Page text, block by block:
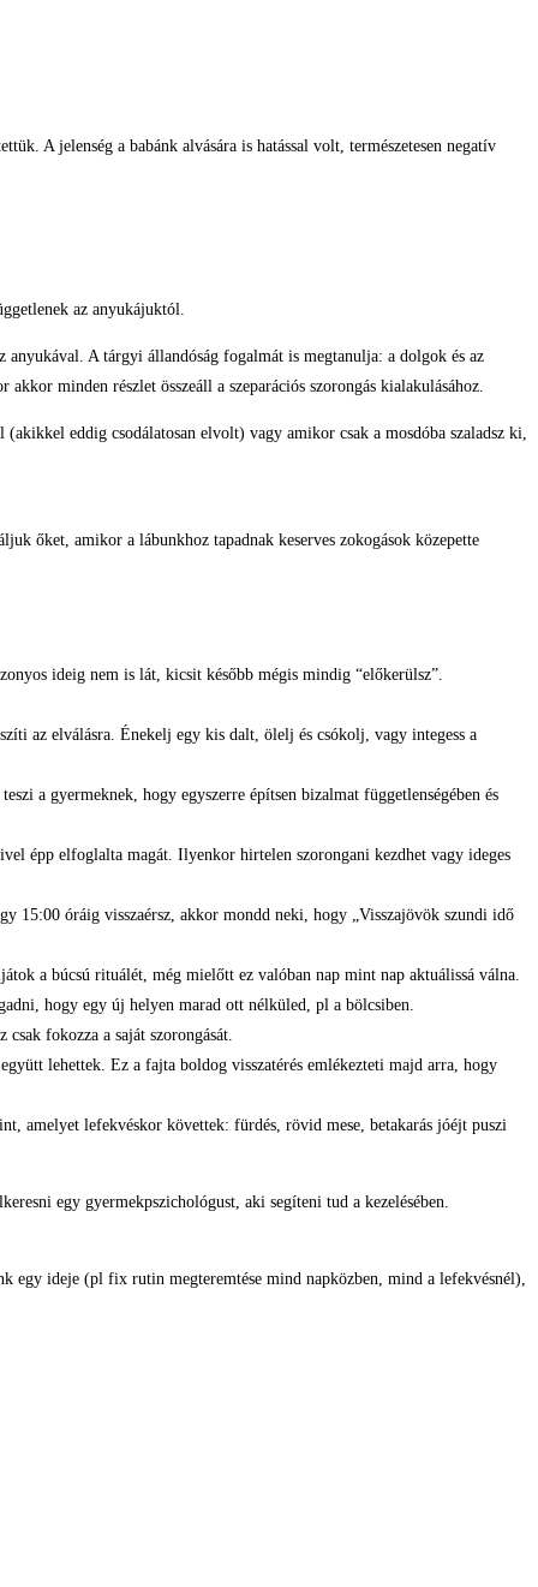
A jelenség a babánk alvására is hatással volt, természetesen negatív
az anyukájuktól.
anyukával. A tárgyi állandóság fogalmát is megtanulja: a dolgok és az
minden részlet összeáll a szeparációs szorongás kialakulásához.
eddig csodálatosan elvolt) vagy amikor csak a mosdóba szaladsz ki,
őket, amikor a lábunkhoz tapadnak keserves zokogások közepette
ideig nem is lát, kicsit később mégis mindig “előkerülsz”.
az elválásra. Énekelj egy kis dalt, ölelj és csókolj, vagy integess a
a gyermeknek, hogy egyszerre építsen bizalmat függetlenségében és
épp elfoglalta magát. Ilyenkor hirtelen szorongani kezdhet vagy ideges
15:00 óráig visszaérsz, akkor mondd neki, hogy „Visszajövök szundi idő
a búcsú rituálét, még mielőtt ez valóban nap mint nap aktuálissá válna.
hogy egy új helyen marad ott nélküled, pl a bölcsiben.
fokozza a saját szorongását.
lehettek. Ez a fajta boldog visszatérés emlékezteti majd arra, hogy
amelyet lefekvéskor követtek: fürdés, rövid mese, betakarás jóéjt puszi
egy gyermekpszichológust, aki segíteni tud a kezelésében.
egy ideje (pl fix rutin megteremtése mind napközben, mind a lefekvésnél),